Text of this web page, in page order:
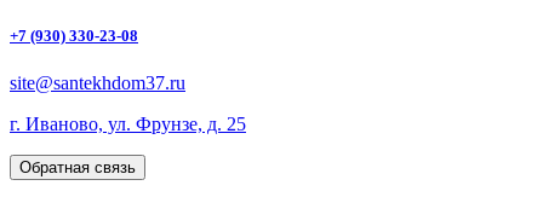
+7 (930) 330-23-08
site@santekhdom37.ru
г. Иваново, ул. Фрунзе, д. 25
Обратная связь